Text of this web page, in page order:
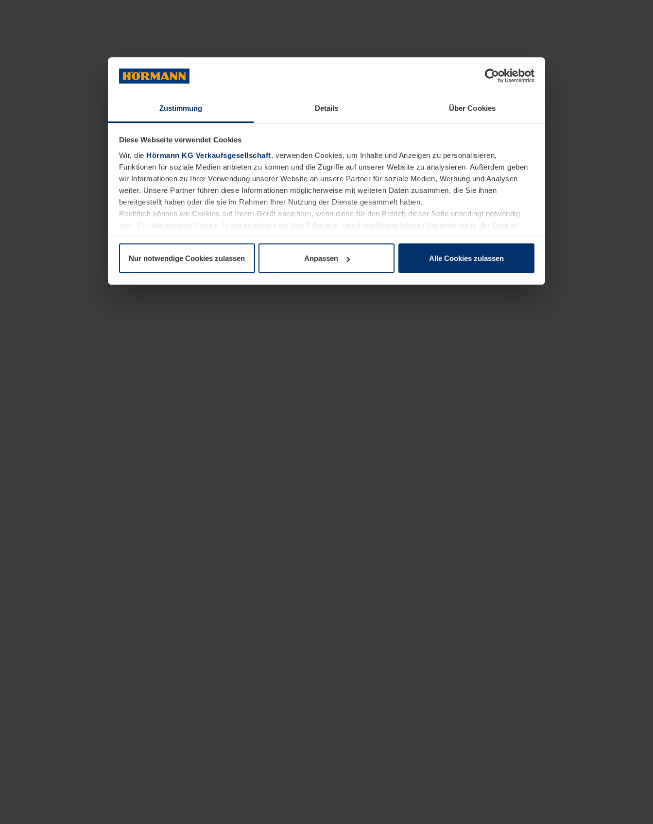
Zustimmung Details Über Cookies
Diese Webseite verwendet Cookies
Wir, die Hörmann KG Verkaufsgesellschaft, verwenden Cookies, um Inhalte und Anzeigen zu personalisieren,
Funktionen für soziale Medien anbieten zu können und die Zugriffe auf unserer Website zu analysieren. Außerdem geben
wir Informationen zu Ihrer Verwendung unserer Website an unsere Partner für soziale Medien, Werbung und Analysen
weiter. Unsere Partner führen diese Informationen möglicherweise mit weiteren Daten zusammen, die Sie ihnen
bereitgestellt haben oder die sie im Rahmen Ihrer Nutzung der Dienste gesammelt haben.
Rechtlich können wir Cookies auf Ihrem Gerät speichern, wenn diese für den Betrieb dieser Seite unbedingt notwendig
sind. Für alle anderen Cookie-Typen benötigen wir Ihre Erlaubnis. Ihre Einwilligung können Sie jederzeit in der Cookie-
Erläuterung auf der SeiteDatenschutzerklärungunserer Website ändern oder widerrufen.
Nur notwendige Cookies zulassen Anpassen Alle Cookies zulassen